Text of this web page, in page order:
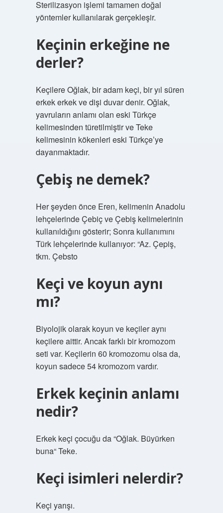
Sterilizasyon işlemi tamamen doğal
yöntemler kullanılarak gerçekleşir.
Keçinin erkeğine ne
derler?
Keçilere Oğlak, bir adam keçi, bir yıl süren
erkek erkek ve dişi duvar denir. Oğlak,
yavruların anlamı olan eski Türkçe
kelimesinden türetilmiştir ve Teke
kelimesinin kökenleri eski Türkçe’ye
dayanmaktadır.
Çebiş ne demek?
Her şeyden önce Eren, kelimenin Anadolu
lehçelerinde Çebiç ve Çebiş kelimelerinin
kullanıldığını gösterir; Sonra kullanımını
Türk lehçelerinde kullanıyor: “Az. Çepiş,
tkm. Çebsto
Keçi ve koyun aynı
mı?
Biyolojik olarak koyun ve keçiler aynı
keçilere aittir. Ancak farklı bir kromozom
seti var. Keçilerin 60 kromozomu olsa da,
koyun sadece 54 kromozom vardır.
Erkek keçinin anlamı
nedir?
Erkek keçi çocuğu da “Oğlak. Büyürken
buna“ Teke.
Keçi isimleri nelerdir?
Keçi yarışı.